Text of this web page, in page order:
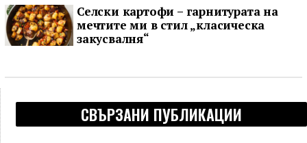
Селски картофи – гарнитурата на
мечтите ми в стил „класическа
закусвалня“
СВЪРЗАНИ ПУБЛИКАЦИИ